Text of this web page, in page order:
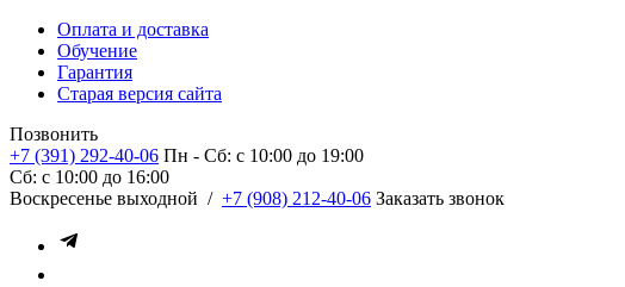
Оплата и доставка
Обучение
Гарантия
Старая версия сайта
Позвонить
+7 (391) 292-40-06 Пн - Сб: c 10:00 до 19:00
Сб: c 10:00 до 16:00
​Воскресенье выходной / +7 (908) 212-40-06 Заказать звонок